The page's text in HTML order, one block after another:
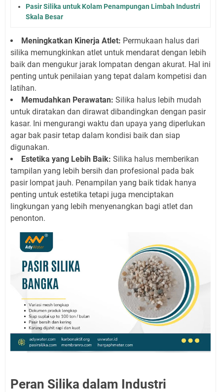
Pasir Silika untuk Kolam Penampungan Limbah Industri
Skala Besar
Meningkatkan Kinerja Atlet: Permukaan halus dari
silika memungkinkan atlet untuk mendarat dengan lebih
baik dan mengukur jarak lompatan dengan akurat. Hal ini
penting untuk penilaian yang tepat dalam kompetisi dan
latihan.
Memudahkan Perawatan: Silika halus lebih mudah
untuk diratakan dan dirawat dibandingkan dengan pasir
kasar. Ini mengurangi waktu dan upaya yang diperlukan
agar bak pasir tetap dalam kondisi baik dan siap
digunakan.
Estetika yang Lebih Baik: Silika halus memberikan
tampilan yang lebih bersih dan profesional pada bak
pasir lompat jauh. Penampilan yang baik tidak hanya
penting untuk estetika tetapi juga menciptakan
lingkungan yang lebih menyenangkan bagi atlet dan
penonton.
Peran Silika dalam Industri